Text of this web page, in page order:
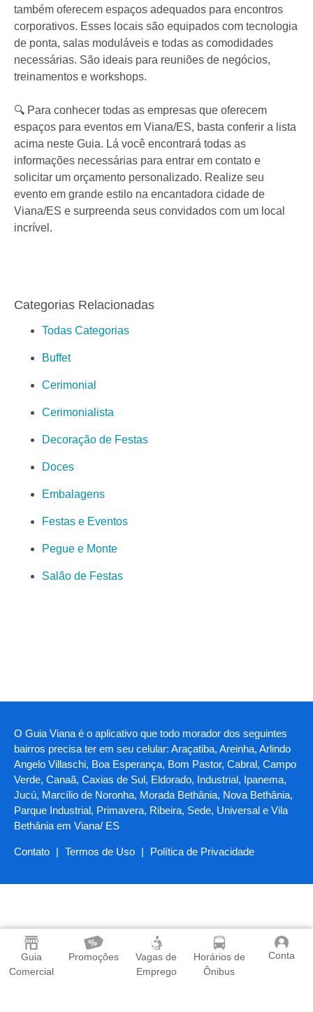
Guia
Comercial
Promoções
Vagas de
Emprego
Horários de
Ônibus
Conta
também oferecem espaços adequados para encontros
corporativos. Esses locais são equipados com tecnologia
de ponta, salas moduláveis ​​e todas as comodidades
necessárias. São ideais para reuniões de negócios,
treinamentos e workshops.
🔍 Para conhecer todas as empresas que oferecem
espaços para eventos em Viana/ES, basta conferir a lista
acima neste Guia. Lá você encontrará todas as
informações necessárias para entrar em contato e
solicitar um orçamento personalizado. Realize seu
evento em grande estilo na encantadora cidade de
Viana/ES e surpreenda seus convidados com um local
incrível.
Categorias Relacionadas
Todas Categorias
Buffet
Cerimonial
Cerimonialista
Decoração de Festas
Doces
Embalagens
Festas e Eventos
Pegue e Monte
Salão de Festas
O Guia Viana é o aplicativo que todo morador dos seguintes
bairros precisa ter em seu celular: Araçatiba, Areinha, Arlindo
Angelo Villaschi, Boa Esperança, Bom Pastor, Cabral, Campo
Verde, Canaã, Caxias de Sul, Eldorado, Industrial, Ipanema,
Jucú, Marcílio de Noronha, Morada Bethânia, Nova Bethânia,
Parque Industrial, Primavera, Ribeira, Sede, Universal e Vila
Bethânia em Viana/ ES
Contato | Termos de Uso | Política de Privacidade
Baixe o App